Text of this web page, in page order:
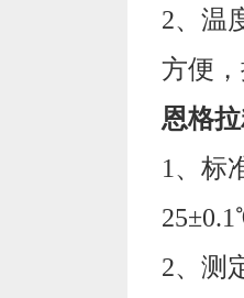
2、温
方便
恩格
1、标
2、测